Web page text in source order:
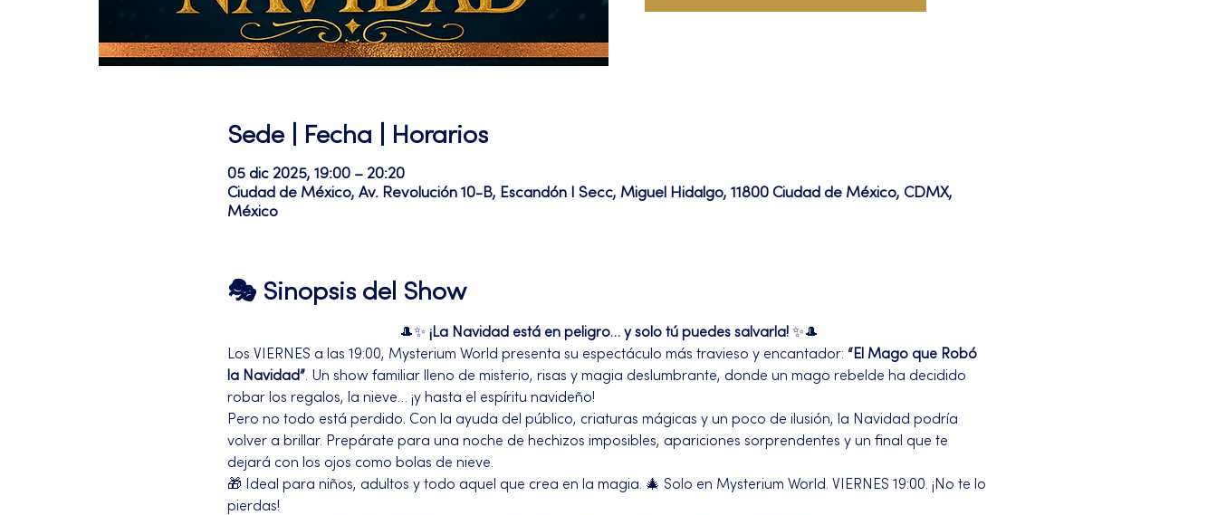
Sede | Fecha | Horarios
05 dic 2025, 19:00 – 20:20
Ciudad de México, Av. Revolución 10-B, Escandón I Secc, Miguel Hidalgo, 11800 Ciudad de México, CDMX,
México
🎭 Sinopsis del Show
🎩✨ ¡La Navidad está en peligro… y solo tú puedes salvarla! ✨🎩
Los VIERNES a las 19:00, Mysterium World presenta su espectáculo más travieso y encantador: “El Mago que Robó
la Navidad”. Un show familiar lleno de misterio, risas y magia deslumbrante, donde un mago rebelde ha decidido
robar los regalos, la nieve… ¡y hasta el espíritu navideño!
Pero no todo está perdido. Con la ayuda del público, criaturas mágicas y un poco de ilusión, la Navidad podría
volver a brillar. Prepárate para una noche de hechizos imposibles, apariciones sorprendentes y un final que te
dejará con los ojos como bolas de nieve.
🎁 Ideal para niños, adultos y todo aquel que crea en la magia. 🎄 Solo en Mysterium World. VIERNES 19:00. ¡No te lo
pierdas!